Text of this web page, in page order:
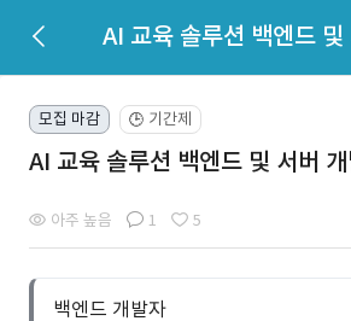
AI 교육 솔루션 백엔드 및
모집 마감 🕒 기간제
AI 교육 솔루션 백엔드 및 서버
아주 높음 1 5
백엔드 개발자